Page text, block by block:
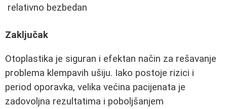
relativno bezbedan
Zaključak
Otoplastika je siguran i efektan način za rešavanje
problema klempavih ušiju. Iako postoje rizici i
period oporavka, velika većina pacijenata je
zadovoljna rezultatima i poboljšanjem